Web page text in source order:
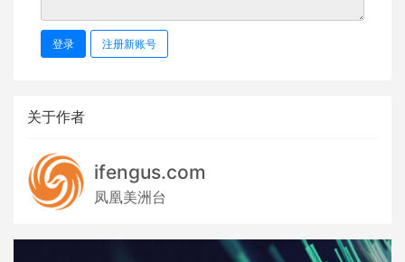
登录 注册新账号
关于作者
ifengus.com
凤凰美洲台